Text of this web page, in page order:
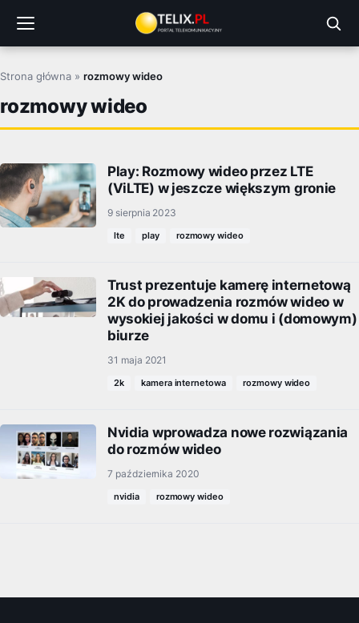
treści
Strona główna »rozmowy wideo
rozmowy wideo
Play: Rozmowy wideo przez LTE
(ViLTE) w jeszcze większym gronie
9 sierpnia 2023
lte play rozmowy wideo
Trust prezentuje kamerę internetową
2K do prowadzenia rozmów wideo w
wysokiej jakości w domu i (domowym)
biurze
31 maja 2021
2k kamera internetowa rozmowy wideo
Nvidia wprowadza nowe rozwiązania
do rozmów wideo
7 października 2020
nvidia rozmowy wideo